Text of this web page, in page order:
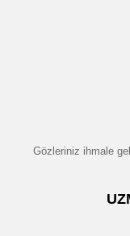
Gözleriniz ihmale